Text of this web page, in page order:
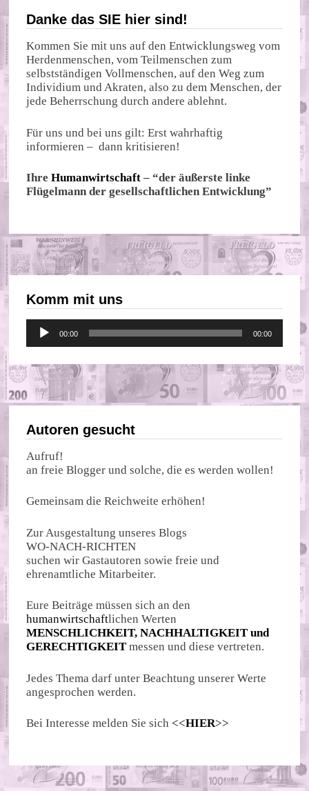
Danke das SIE hier sind!
Kommen Sie mit uns auf den Entwicklungsweg vom
Herdenmenschen, vom Teilmenschen zum
selbstständigen Vollmenschen, auf den Weg zum
Individium und Akraten, also zu dem Menschen, der
jede Beherrschung durch andere ablehnt.
Für uns und bei uns gilt: Erst wahrhaftig
informieren – dann kritisieren!
IhreHumanwirtschaft – “der äußerste linke
Flügelmann der gesellschaftlichen Entwicklung”
Komm mit uns
Audio-
Player
00:00 00:00
Autoren gesucht
Aufruf!
an freie Blogger und solche, die es werden wollen!
Gemeinsam die Reichweite erhöhen!
Zur Ausgestaltung unseres Blogs
WO-NACH-RICHTEN
suchen wir Gastautoren sowie freie und
ehrenamtliche Mitarbeiter.
Eure Beiträge müssen sich an den
humanwirtschaftlichen Werten
MENSCHLICHKEIT, NACHHALTIGKEIT und
GERECHTIGKEIT messen und diese vertreten.
Jedes Thema darf unter Beachtung unserer Werte
angesprochen werden.
Bei Interesse melden Sie sich <<HIER>>